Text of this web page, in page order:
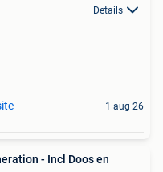
Details
1 aug 26
- Incl Doos en